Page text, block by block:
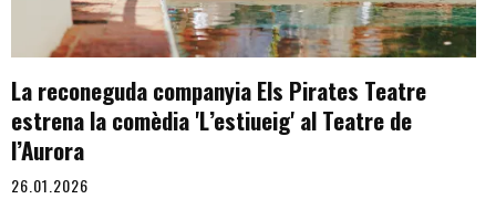
La reconeguda companyia Els Pirates Teatre
estrena la comèdia 'L’estiueig' al Teatre de
l’Aurora
26.01.2026